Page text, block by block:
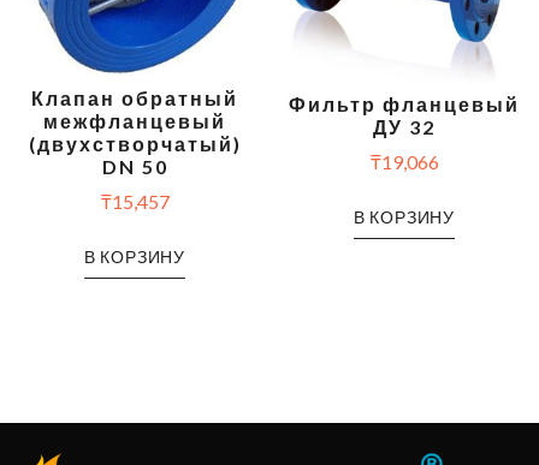
Клапан обратный
межфланцевый
(двухстворчатый)
DN 50
₸15,457
В КОРЗИНУ
Фильтр фланцевый
ДУ 32
₸19,066
В КОРЗИНУ